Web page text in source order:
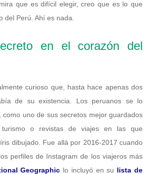
que es difícil elegir, creo que es lo que
del Perú. Ahí es nada.
en el corazón del
curioso que, hasta hace apenas dos
de su existencia. Los peruanos se lo
uno de sus secretos mejor guardados
o revistas de viajes en las que
dibujado. Fue allá por 2016-2017 cuando
perfiles de Instagram de los viajeros más
Geographic lo incluyó en su lista de